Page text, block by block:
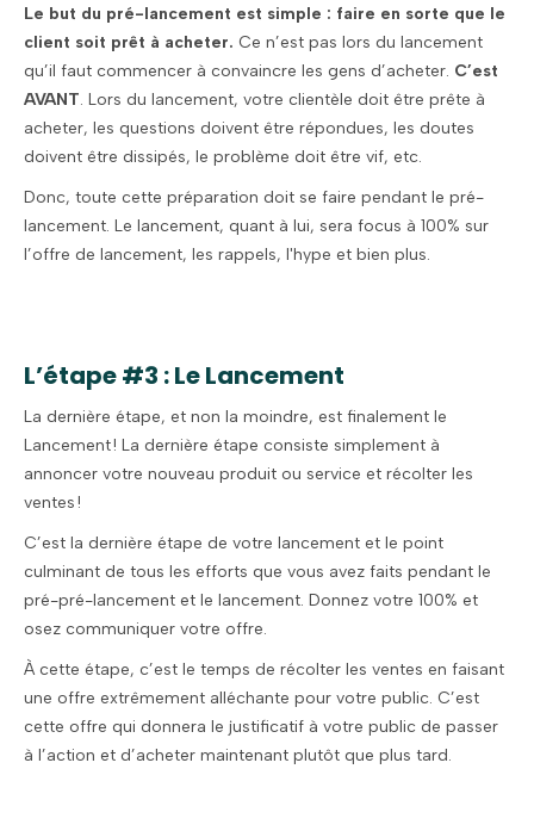
Le but du pré-lancement est simple : faire en sorte que le
client soit prêt à acheter. Ce n’est pas lors du lancement
qu’il faut commencer à convaincre les gens d’acheter. C’est
AVANT. Lors du lancement, votre clientèle doit être prête à
acheter, les questions doivent être répondues, les doutes
doivent être dissipés, le problème doit être vif, etc.
Donc, toute cette préparation doit se faire pendant le pré-
lancement. Le lancement, quant à lui, sera focus à 100% sur
l’offre de lancement, les rappels, l'hype et bien plus.
L’étape #3 : Le Lancement
La dernière étape, et non la moindre, est finalement le
Lancement ! La dernière étape consiste simplement à
annoncer votre nouveau produit ou service et récolter les
ventes !
C’est la dernière étape de votre lancement et le point
culminant de tous les efforts que vous avez faits pendant le
pré-pré-lancement et le lancement. Donnez votre 100% et
osez communiquer votre offre.
À cette étape, c’est le temps de récolter les ventes en faisant
une offre extrêmement alléchante pour votre public. C’est
cette offre qui donnera le justificatif à votre public de passer
à l’action et d’acheter maintenant plutôt que plus tard.